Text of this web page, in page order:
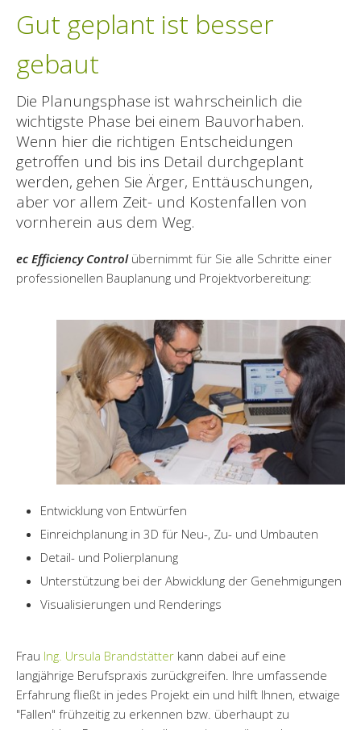
Projektmanagement GmbH
Gut geplant ist besser
gebaut
Die Planungsphase ist wahrscheinlich die
wichtigste Phase bei einem Bauvorhaben.
Wenn hier die richtigen Entscheidungen
getroffen und bis ins Detail durchgeplant
werden, gehen Sie Ärger, Enttäuschungen,
aber vor allem Zeit- und Kostenfallen von
vornherein aus dem Weg.
ec Efficiency Controlübernimmt für Sie alle Schritte einer
professionellen Bauplanung und Projektvorbereitung:
Entwicklung von Entwürfen
Einreichplanung in 3D für Neu-, Zu- und Umbauten
Detail- und Polierplanung
Unterstützung bei der Abwicklung der Genehmigungen
Visualisierungen und Renderings
Frau Ing. Ursula Brandstätter kann dabei auf eine
langjährige Berufspraxis zurückgreifen. Ihre umfassende
Erfahrung fließt in jedes Projekt ein und hilft Ihnen, etwaige
"Fallen" frühzeitig zu erkennen bzw. überhaupt zu